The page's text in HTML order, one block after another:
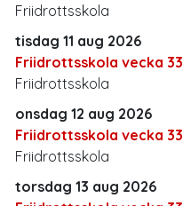
Friidrottsskola
tisdag 11 aug 2026
Friidrottsskola vecka 33
Friidrottsskola
onsdag 12 aug 2026
Friidrottsskola vecka 33
Friidrottsskola
torsdag 13 aug 2026